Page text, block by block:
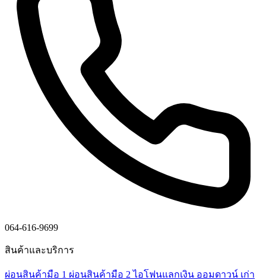
064-616-9699
สินค้าและบริการ
ผ่อนสินค้ามือ 1 ผ่อนสินค้ามือ 2ไอโฟนแลกเงิน ออมดาวน์ เก่า